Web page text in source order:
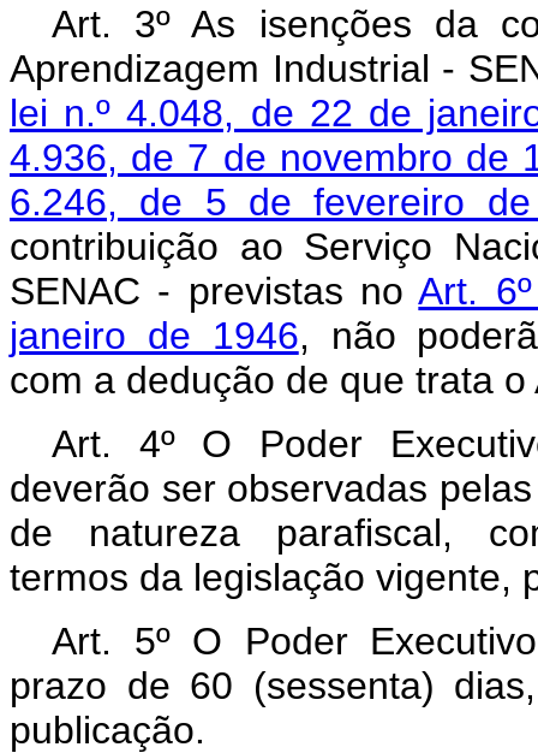
Art. 3º As isenções da
Aprendizagem Industrial -
lei n.º 4.048, de 22 de
4.936, de 7 de novembro de
6.246, de 5 de fevereiro
contribuição ao Serviço
SENAC - previstas noArt.
janeiro de 1946, não
com a dedução de que trata o
Art. 4º O Poder
deverão ser observadas
de natureza parafiscal,
termos da legislação vigente,
Art. 5º O Poder
prazo de 60 (sessenta)
publicação.